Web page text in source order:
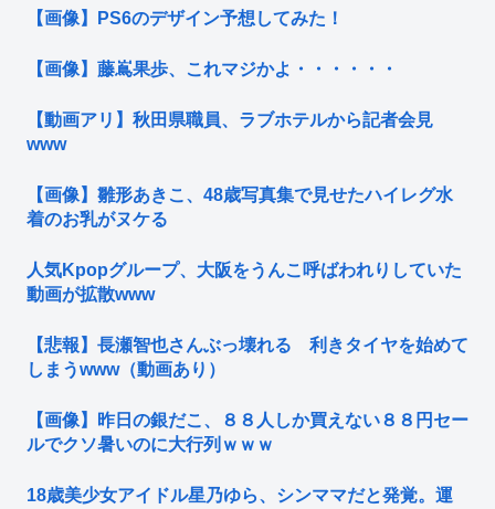
【画像】PS6のデザイン予想してみた！
【画像】藤嶌果歩、これマジかよ・・・・・・
【動画アリ】秋田県職員、ラブホテルから記者会見
www
【画像】雛形あきこ、48歳写真集で見せたハイレグ水
着のお乳がヌケる
人気Kpopグループ、大阪をうんこ呼ばわれりしていた
動画が拡散www
【悲報】長瀬智也さんぶっ壊れる 利きタイヤを始めて
しまうwww（動画あり）
【画像】昨日の銀だこ、８８人しか買えない８８円セー
ルでクソ暑いのに大行列ｗｗｗ
18歳美少女アイドル星乃ゆら、シンママだと発覚。運